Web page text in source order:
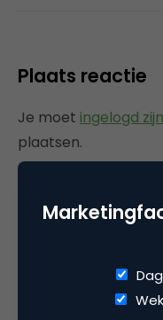
Plaats reactie
Je moet ingelogd
plaatsen.
Gerelateerde